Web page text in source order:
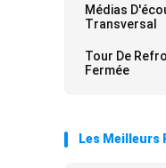
Médias
Transversal
Tour De
Fermée
Les Meilleurs